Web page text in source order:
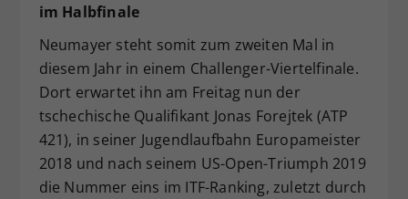
im Halbfinale
Neumayer steht somit zum zweiten Mal in
diesem Jahr in einem Challenger-Viertelfinale.
Dort erwartet ihn am Freitag nun der
tschechische Qualifikant Jonas Forejtek (ATP
421), in seiner Jugendlaufbahn Europameister
2018 und nach seinem US-Open-Triumph 2019
die Nummer eins im ITF-Ranking, zuletzt durch